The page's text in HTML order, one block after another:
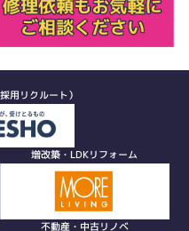
用リクルート）
増改築・LDKリフォーム
不動産・中古リノベ